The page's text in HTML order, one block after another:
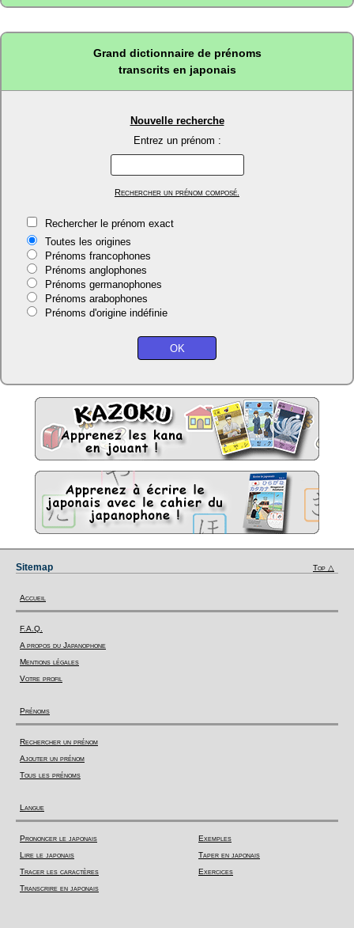
Grand dictionnaire de prénoms
transcrits en japonais
Nouvelle recherche
Entrez un prénom :
Rechercher un prénom composé.
Rechercher le prénom exact
Toutes les origines
Prénoms francophones
Prénoms anglophones
Prénoms germanophones
Prénoms arabophones
Prénoms d'origine indéfinie
Sitemap Top △
Accueil
F.A.Q.
A propos du Japanophone
Mentions légales
Votre profil
Prénoms
Rechercher un prénom
Ajouter un prénom
Tous les prénoms
Langue
Prononcer le japonais
Lire le japonais
Tracer les caractères
Transcrire en japonais
Exemples
Taper en japonais
Exercices